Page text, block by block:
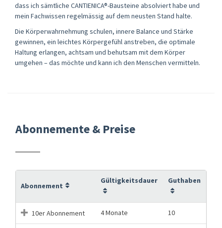
dass ich sämtliche CANTIENICA®-Bausteine absolviert habe und
mein Fachwissen regelmässig auf dem neusten Stand halte.
Die Körperwahrnehmung schulen, innere Balance und Stärke
gewinnen, ein leichtes Körpergefühl anstreben, die optimale
Haltung erlangen, achtsam und behutsam mit dem Körper
umgehen – das möchte und kann ich den Menschen vermitteln.
Abonnemente & Preise
Abonnement
Gültigkeitsdauer Guthaben
10er Abonnement 4 Monate 10